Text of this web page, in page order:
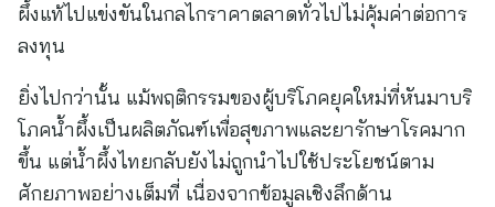
ผึ้งแท้ไปแข่งขันในกลไกราคาตลาดทั่วไปไม่คุ้มค่าต่อการ
ลงทุน
ยิ่งไปกว่านั้น แม้พฤติกรรมของผู้บริโภคยุคใหม่ที่หันมาบริ
โภคน้ำผึ้งเป็นผลิตภัณฑ์เพื่อสุขภาพและยารักษาโรคมาก
ขึ้น แต่น้ำผึ้งไทยกลับยังไม่ถูกนำไปใช้ประโยชน์ตาม
ศักยภาพอย่างเต็มที่ เนื่องจากข้อมูลเชิงลึกด้าน